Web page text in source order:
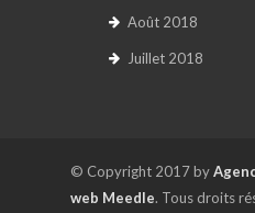
Août 2018
Juillet 2018
© Copyright 2017 by
web Meedle. Tous droits